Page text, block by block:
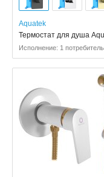
Aquatek
Термостат для душа
Исполнение: 1